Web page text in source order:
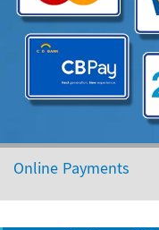
Online Payments